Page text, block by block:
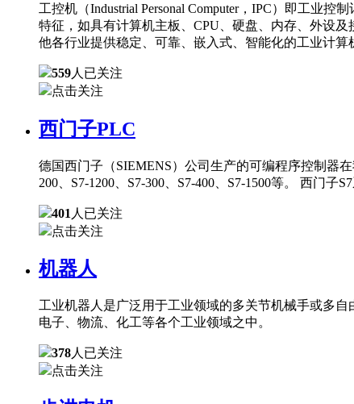
工控机（Industrial Personal Computer，IPC）即工业
特征，如具有计算机主板、CPU、硬盘、内存、外设
他各行业提供稳定、可靠、嵌入式、智能化的工业计算
559人已关注
点击关注
西门子PLC
德国西门子（SIEMENS）公司生产的可编程序控制器
200、S7-1200、S7-300、S7-400、S7-1500等。 西门
401 人已关注
点击关注
机器人
工业机器人是广泛用于工业领域的多关节机械手或多
电子、物流、化工等各个工业领域之中。
378人已关注
点击关注